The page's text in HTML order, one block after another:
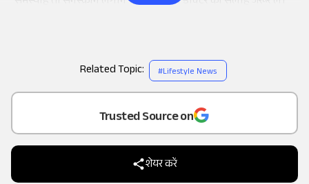
as a
Trusted Source on
शेयर करें
Related Topic: #Lifestyle News